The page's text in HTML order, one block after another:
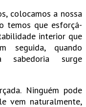
colocamos a nossa
temos que esforçá-
interior que
seguida, quando
surge
Ninguém pode
vem naturalmente,